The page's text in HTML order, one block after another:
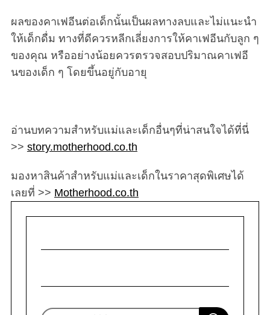
ผลของคาเฟอีนต่อเด็กนั้นเป็นผลทางลบและไม่แนะนำ
ให้เด็กดื่ม ทางที่ดีควรหลีกเลี่ยงการให้คาเฟอีนกับลูก ๆ
ของคุณ หรืออย่างน้อยควรตรวจสอบปริมาณคาเฟอี
นของเด็ก ๆ โดยขึ้นอยู่กับอายุ
อ่านบทความสำหรับแม่และเด็กอื่นๆที่น่าสนใจได้ที่นี่
>> story.motherhood.co.th
มองหาสินค้าสำหรับแม่และเด็กในราคาสุดพิเศษได้
เลยที่ >> Motherhood.co.th